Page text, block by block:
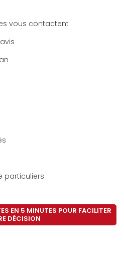
vous contactent
particuliers
EN 5 MINUTES POUR FACILITER
DÉCISION